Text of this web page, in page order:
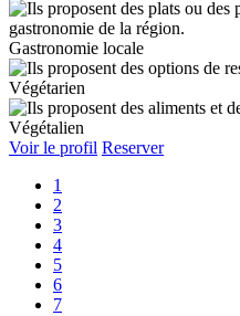
Gastronomie locale
Végétarien
Végétalien
Voir le profil Reserver
1
2
3
4
5
6
7